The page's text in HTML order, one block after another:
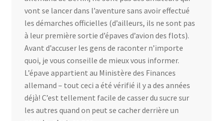
vont se lancer dans l’aventure sans avoir effectué
les démarches officielles (d’ailleurs, ils ne sont pas
à leur première sortie d’épaves d’avion des flots).
Avant d’accuser les gens de raconter n’importe
quoi, je vous conseille de mieux vous informer.
L’épave appartient au Ministère des Finances
allemand – tout ceci a été vérifié il y a des années
déjà! C’est tellement facile de casser du sucre sur
les autres quand on peut se cacher derrière un